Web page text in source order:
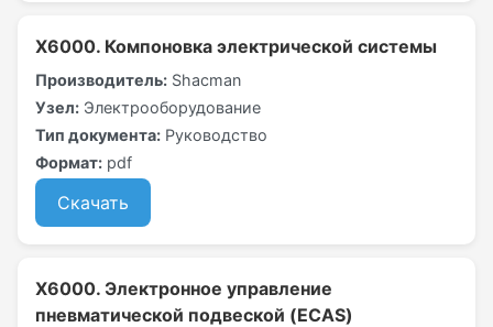
X6000. Компоновка электрической системы
Производитель: Shacman
Узел: Электрооборудование
Тип документа: Руководство
Формат: pdf
Скачать
X6000. Электронное управление
пневматической подвеской (ECAS)